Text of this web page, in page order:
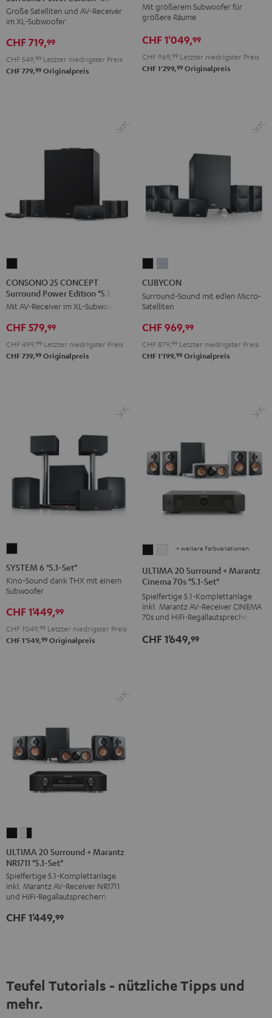
Surround
Power
Edition
"5.1-
Set"
Surround
Power
Edition
"5.1-
Set"
Große Satelliten und AV-Receiver
im XL-Subwoofer
CHF 719,99
CHF 549, 99 Letzter niedrigster Preis
CHF 779,99 Originalpreis
Schwarz
Silber
Mit größerem Subwoofer für
größere Räume
CHF 1'049,99
CHF 969,99 Letzter niedrigster Preis
CHF 1'299,99 Originalpreis
25
CONCEPT
Surround
Power
"5.1-
CONSONO 25 CONCEPT
Surround Power Edition "5.1-Set"
Mit AV-Receiver im XL-Subwoofer
CHF 579,99
CHF 499, 99 Letzter niedrigster Preis
CHF 739,99 Originalpreis
Schwarz
Silber
CUBYCON
Surround-Sound mit edlen Micro-
Satelliten
CHF 969,99
CHF 879, 99 Letzter niedrigster Preis
CHF 1'199,99 Originalpreis
6
"5.1-
Set"
Schwarz
SYSTEM 6 "5.1-Set"
Kino-Sound dank THX mit einem
Subwoofer
CHF 1'449,99
CHF 1'049, 99 Letzter niedrigster Preis
CHF 1'549,99 Originalpreis
ULTIMA
20
Surround
+
Marantz
Cinema
70s
ULTIMA
20
Surround
+
Marantz
Cinema
70s
+ weitere Farbvariationen
ULTIMA 20 Surround + Marantz
Cinema 70s "5.1-Set"
Spielfertige 5.1-Komplettanlage
inkl. Marantz AV-Receiver CINEMA
70s und HiFi-Regallautsprechern
CHF 1'649,99
20
Surround
+
Marantz
"5.1-
Schwarz
20
Surround
+
Marantz
"5.1-
Schwarz
ULTIMA 20 Surround + Marantz
NR1711 "5.1-Set"
Spielfertige 5.1-Komplettanlage
inkl. Marantz AV-Receiver NR1711
und HiFi-Regallautsprechern
CHF 1'449,99
Teufel Tutorials - nützliche Tipps und
mehr.